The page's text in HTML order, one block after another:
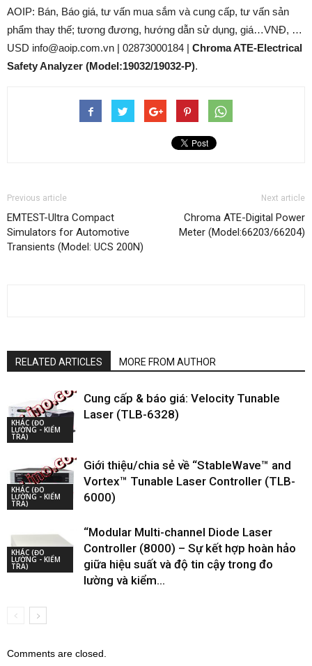
AOIP: Bán, Báo giá, tư vấn mua sắm và cung cấp, tư vấn sản
phẩm thay thế; tương đương, hướng dẫn sử dụng, giá…VNĐ, …
USD info@aoip.com.vn | 02873000184 | Chroma ATE-Electrical
Safety Analyzer (Model:19032/19032-P).
Previous article
EMTEST-Ultra Compact
Simulators for Automotive
Transients (Model: UCS 200N)
Next article
Chroma ATE-Digital Power
Meter (Model:66203/66204)
RELATED ARTICLES MORE FROM AUTHOR
KHÁC (ĐO
LƯỜNG - KIỂM
TRA)
Cung cấp & báo giá: Velocity Tunable
Laser (TLB-6328)
KHÁC (ĐO
LƯỜNG - KIỂM
TRA)
Giới thiệu/chia sẻ về “StableWave™ and
Vortex™ Tunable Laser Controller (TLB-
6000)
KHÁC (ĐO
LƯỜNG - KIỂM
TRA)
“Modular Multi-channel Diode Laser
Controller (8000) – Sự kết hợp hoàn hảo
giữa hiệu suất và độ tin cậy trong đo
lường và kiểm...
Comments are closed.